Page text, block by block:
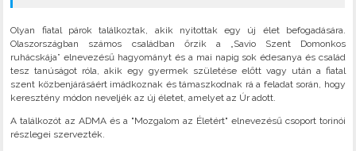
Olyan fiatal párok találkoztak, akik nyitottak egy új élet befogadására.
Olaszországban számos családban őrzik a „Savio Szent Domonkos
ruhácskája” elnevezésű hagyományt és a mai napig sok édesanya és család
tesz tanúságot róla, akik egy gyermek születése előtt vagy után a fiatal
szent közbenjárásáért imádkoznak és támaszkodnak rá a feladat során, hogy
keresztény módon neveljék az új életet, amelyet az Úr adott.
A találkozót az ADMA és a "Mozgalom az Életért" elnevezésű csoport torinói
részlegei szervezték.